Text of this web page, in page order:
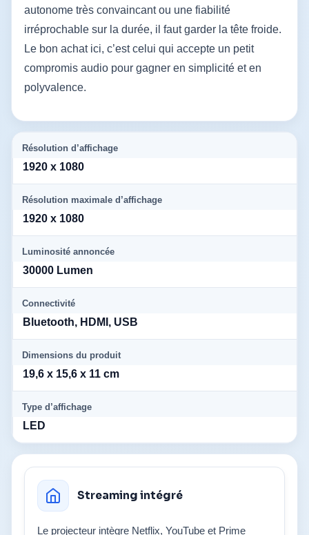
autonome très convaincant ou une fiabilité
irréprochable sur la durée, il faut garder la tête froide.
Le bon achat ici, c’est celui qui accepte un petit
compromis audio pour gagner en simplicité et en
polyvalence.
Résolution d’affichage
1920 x 1080
Résolution maximale d’affichage
1920 x 1080
Luminosité annoncée
30000 Lumen
Connectivité
Bluetooth, HDMI, USB
Dimensions du produit
19,6 x 15,6 x 11 cm
Type d’affichage
LED
Streaming intégré
Le projecteur intègre Netflix, YouTube et Prime